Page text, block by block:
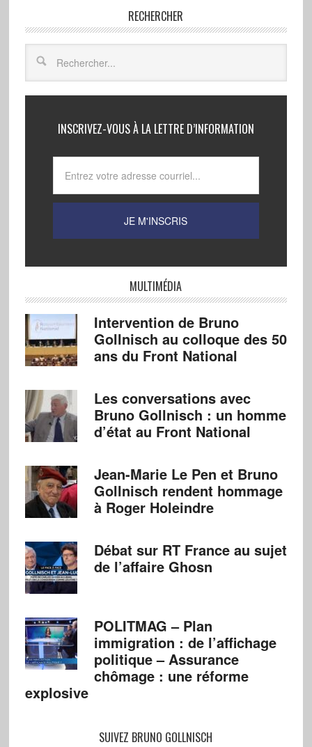
RECHERCHER
INSCRIVEZ-VOUS À LA LETTRE D’INFORMATION
MULTIMÉDIA
Intervention de Bruno
Gollnisch au colloque des 50
ans du Front National
Les conversations avec
Bruno Gollnisch : un homme
d’état au Front National
Jean-Marie Le Pen et Bruno
Gollnisch rendent hommage
à Roger Holeindre
Débat sur RT France au sujet
de l’affaire Ghosn
POLITMAG – Plan
immigration : de l’affichage
politique – Assurance
chômage : une réforme
explosive
SUIVEZ BRUNO GOLLNISCH